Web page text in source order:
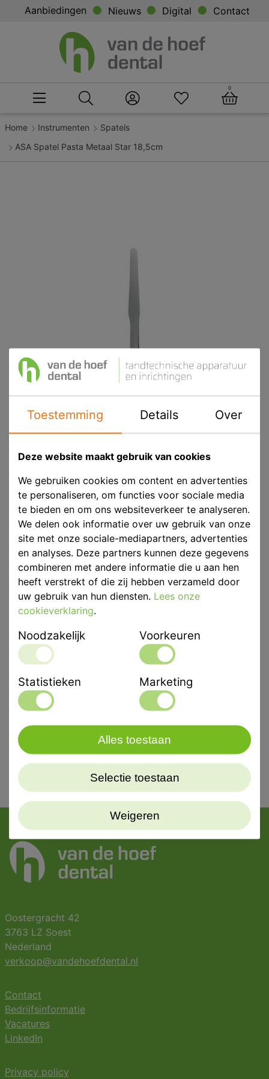
Aanbiedingen Nieuws Digital Contact
0
Home Instrumenten
Spatels
ASA Spatel Pasta Metaal Star 18,5cm
ASA Spatel Pasta Metaal Star 18,5cm
Product ID
ASA 5400-3
Voorraad
Op voorraad
Eenheid
p/st
Merk
Productbeschrijving
Metalen spatel voor kunststof. Lengte 18,5cm.
Oostergracht 42
3763 LZ Soest
Nederland
verkoop@vandehoefdental.nl
Contact
Bedrijfsinformatie
Vacatures
LinkedIn
Privacy policy
Toestemming Details Over
Deze website maakt gebruik van cookies
We gebruiken cookies om content en advertenties
te personaliseren, om functies voor sociale media
te bieden en om ons websiteverkeer te analyseren.
We delen ook informatie over uw gebruik van onze
site met onze sociale-mediapartners, advertenties
en analyses. Deze partners kunnen deze gegevens
combineren met andere informatie die u aan hen
heeft verstrekt of die zij hebben verzameld door
uw gebruik van hun diensten. Lees onze
cookieverklaring.
Noodzakelijk Voorkeuren
Statistieken Marketing
Weigeren
Selectie toestaan
Alles toestaan